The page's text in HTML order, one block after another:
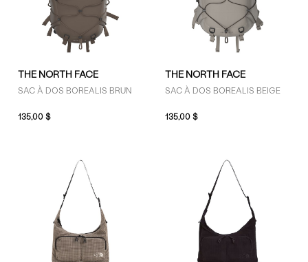
THE NORTH FACE
SAC À DOS BOREALIS BRUN
135,00 $
THE NORTH FACE
SAC À DOS BOREALIS BEIGE
135,00 $